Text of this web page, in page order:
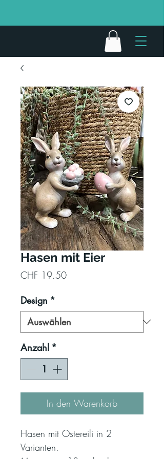
Hasen mit Eier
CHF 19.50Preis
Design *
Anzahl *
In den Warenkorb
Hasen mit Ostereili in 2
Varianten.